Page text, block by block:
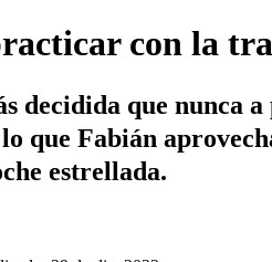
con la
decidida que nunca
que Fabián
estrellada.